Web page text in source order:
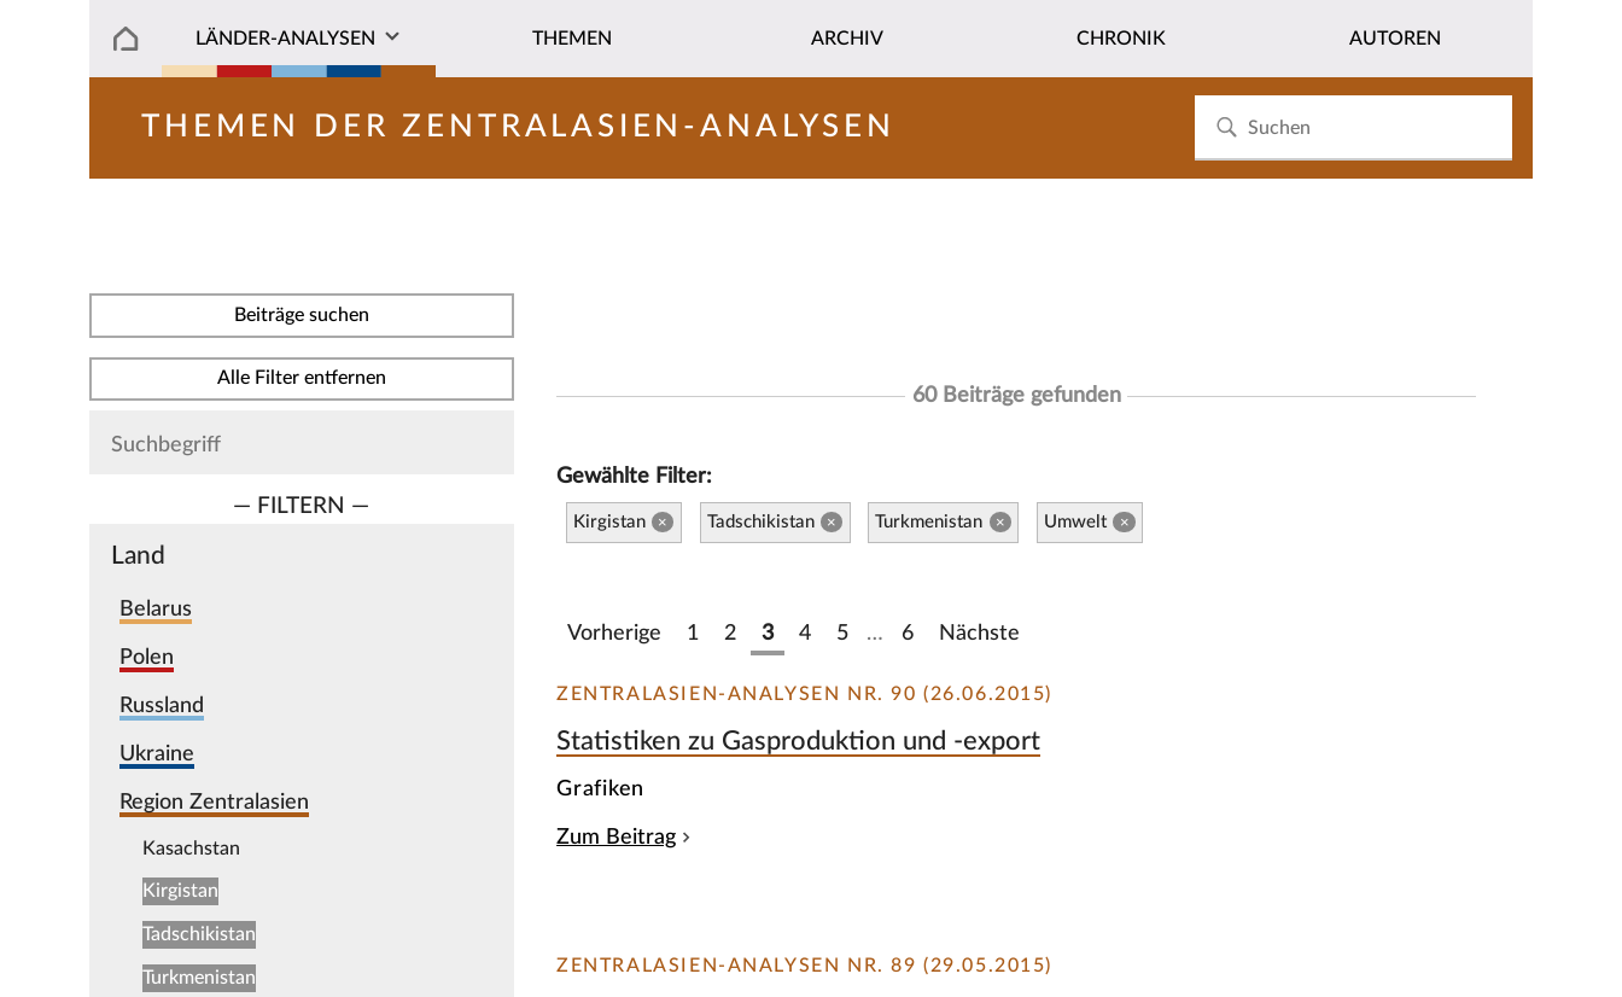
LÄNDER-ANALYSEN THEMEN ARCHIV CHRONIK AUTOREN
THEMEN DER ZENTRALASIEN-ANALYSEN
Beiträge suchen
Alle Filter entfernen
— FILTERN —
Land
Belarus
Polen
Russland
Ukraine
Region Zentralasien
Kasachstan
Kirgistan
Tadschikistan
Turkmenistan
60 Beiträge gefunden
Gewählte Filter:
Kirgistan × Tadschikistan × Turkmenistan × Umwelt ×
Vorherige 1 2 3 4 5 … 6 Nächste
ZENTRALASIEN-ANALYSEN NR. 90 (26.06.2015)
Statistiken zu Gasproduktion und -export
Grafiken
Zum Beitrag
ZENTRALASIEN-ANALYSEN NR. 89 (29.05.2015)